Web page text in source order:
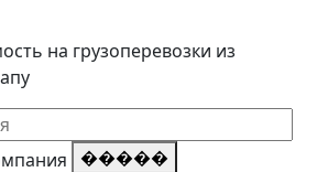
на грузоперевозки из
�����